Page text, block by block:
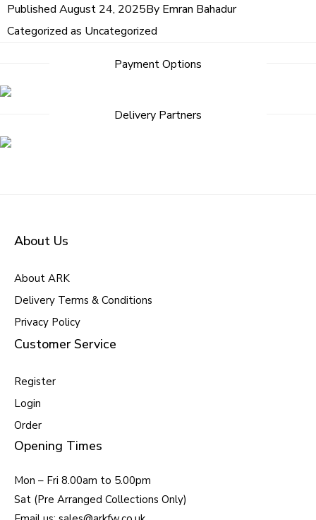
Published August 24, 2025By Emran Bahadur
Categorized as Uncategorized
Payment Options
Delivery Partners
About Us
About ARK
Delivery Terms & Conditions
Privacy Policy
Customer Service
Register
Login
Order
Opening Times
Mon – Fri 8.00am to 5.00pm
Sat (Pre Arranged Collections Only)